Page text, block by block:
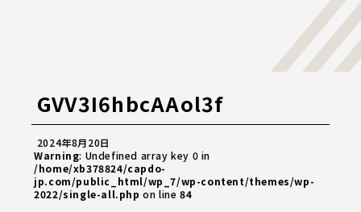
GVV3I6hbcAAol3f
2024年8月20日
Warning: Undefined array key 0 in
/home/xb378824/capdo-
jp.com/public_html/wp_7/wp-content/themes/wp-
2022/single-all.php on line84